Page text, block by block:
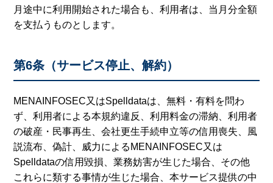
月途中に利用開始された場合も、利用者は、当月分全額
を支払うものとします。
第6条（サービス停止、解約）
MENAINFOSEC又はSpelldataは、無料・有料を問わ
ず、利用者による本規約違反、利用料金の滞納、利用者
の破産・民事再生、会社更生手続申立等の信用喪失、風
説流布、偽計、威力によるMENAINFOSEC又は
Spelldataの信用毀損、業務妨害が生じた場合、その他
これらに類する事情が生じた場合、本サービス提供の中